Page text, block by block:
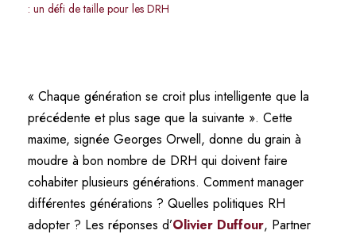
: un défi de taille pour les DRH
« Chaque génération se croit plus intelligente que la
précédente et plus sage que la suivante ». Cette
maxime, signée Georges Orwell, donne du grain à
moudre à bon nombre de DRH qui doivent faire
cohabiter plusieurs générations. Comment manager
différentes générations ? Quelles politiques RH
adopter ? Les réponses d’Olivier Duffour, Partner